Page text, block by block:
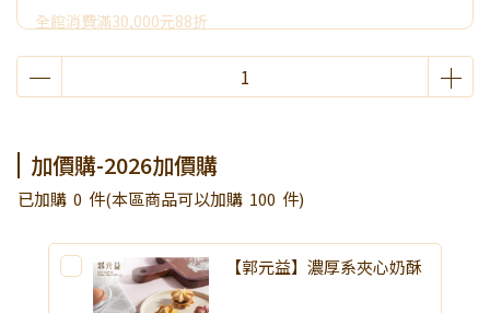
全館消費滿30,000元88折
全館消費滿50,000元享其它優惠
加價購-2026加價購
已加購 0 件(本區商品可以加購 100 件)
【郭元益】濃厚系夾心奶酥